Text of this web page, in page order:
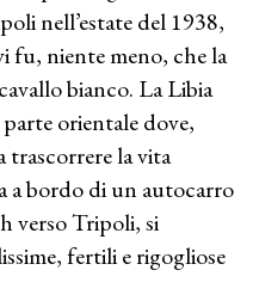
nell’estate del 1938,
fu, niente meno, che la
bianco. La Libia
orientale dove,
la vita
a bordo di un autocarro
verso Tripoli, si
fertili e rigogliose